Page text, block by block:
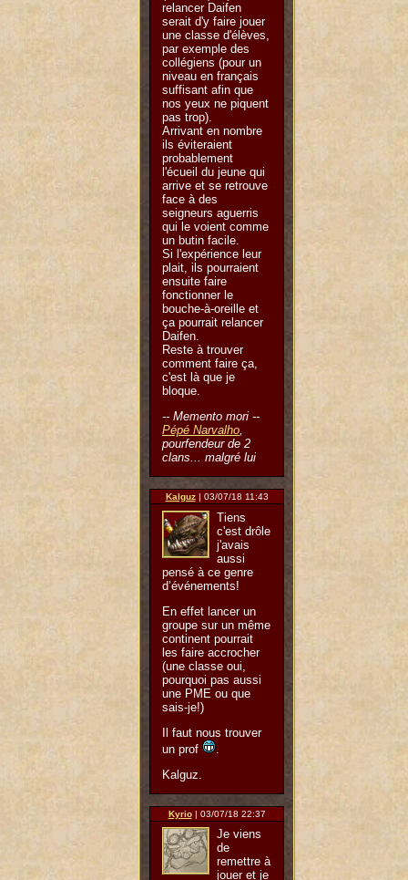
relancer Daifen
serait d'y faire jouer
une classe d'élèves,
par exemple des
collégiens (pour un
niveau en français
suffisant afin que
nos yeux ne piquent
pas trop).
Arrivant en nombre
ils éviteraient
probablement
l'écueil du jeune qui
arrive et se retrouve
face à des
seigneurs aguerris
qui le voient comme
un butin facile.
Si l'expérience leur
plait, ils pourraient
ensuite faire
fonctionner le
bouche-à-oreille et
ça pourrait relancer
Daifen.
Reste à trouver
comment faire ça,
c'est là que je
bloque.
-- Memento mori --
Pépé Narvalho,
pourfendeur de 2
clans... malgré lui
Kalguz| 03/07/18 11:43
Tiens
c'est drôle
j'avais
aussi
pensé à ce genre
d’événements!
En effet lancer un
groupe sur un même
continent pourrait
les faire accrocher
(une classe oui,
pourquoi pas aussi
une PME ou que
sais-je!)
Il faut nous trouver
un prof
Kalguz.
Kyrio| 03/07/18 22:37
Je viens
de
remettre à
jouer et je